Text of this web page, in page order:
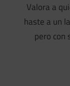
Valora a
haste a un
pero con